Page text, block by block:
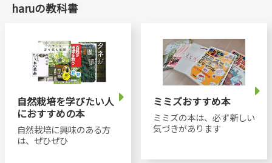
haruの教科書
自然栽培を学びたい人
におすすめの本
自然栽培に興味のある方
は、ぜひぜひ
ミミズおすすめ本
ミミズの本は、必ず新しい
気づきがあります